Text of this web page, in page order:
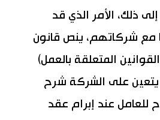
ذلك، الأمر الذي قد
مع شركاتهم، ينص قانون
المتعلقة بالعمل)
يتعين على الشركة شرح
عند إبرام عقد